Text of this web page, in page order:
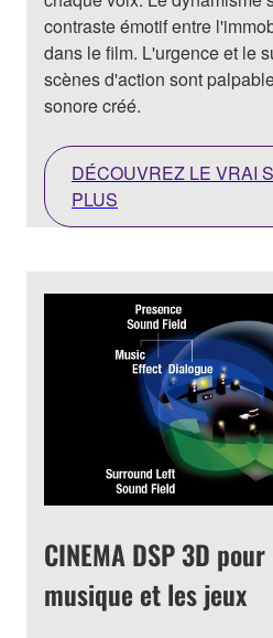
contraste émotif entre
dans le film. L'urgence et le
scènes d'action sont
sonore créé.
DÉCOUVREZ LE VRAI
PLUS
CINEMA DSP 3D
musique et les jeux